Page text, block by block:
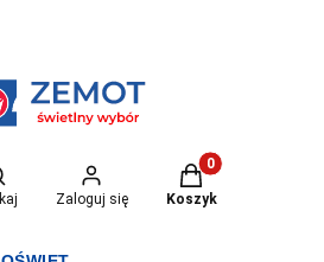
wyszukiwarkę
Zaloguj się
Produkty w
Koszyk